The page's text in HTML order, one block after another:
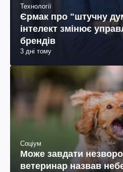
Технології
Єрмак про "штучну
інтелект змінює
брендів
3 дні тому
Соціум
Може завдати
ветеринар назвав